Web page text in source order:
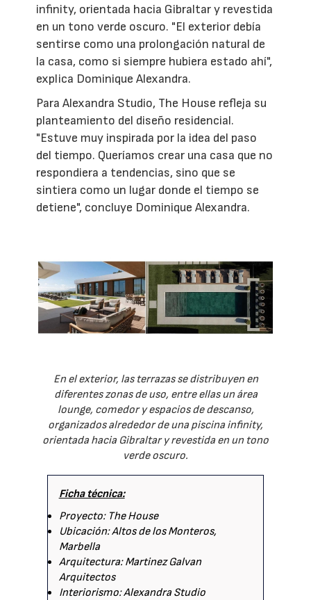
infinity, orientada hacia Gibraltar y revestida
en un tono verde oscuro. "El exterior debía
sentirse como una prolongación natural de
la casa, como si siempre hubiera estado ahí",
explica Dominique Alexandra.
Para Alexandra Studio, The House refleja su
planteamiento del diseño residencial.
"Estuve muy inspirada por la idea del paso
del tiempo. Queríamos crear una casa que no
respondiera a tendencias, sino que se
sintiera como un lugar donde el tiempo se
detiene", concluye Dominique Alexandra.
En el exterior, las terrazas se distribuyen en
diferentes zonas de uso, entre ellas un área
lounge, comedor y espacios de descanso,
organizados alrededor de una piscina infinity,
orientada hacia Gibraltar y revestida en un tono
verde oscuro.
Ficha técnica:
Proyecto: The House
Ubicación: Altos de los Monteros,
Marbella
Arquitectura: Martinez Galvan
Arquitectos
Interiorismo: Alexandra Studio